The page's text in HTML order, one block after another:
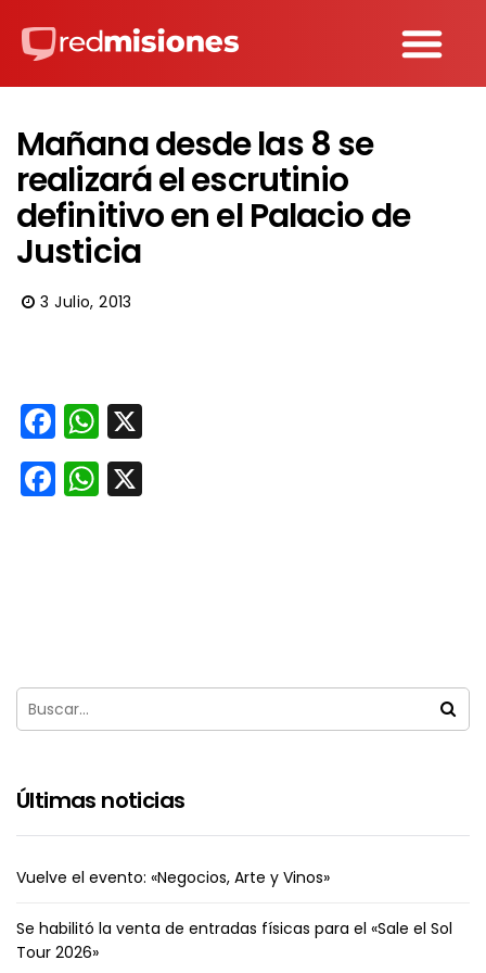
Mañana desde las 8 se
realizará el escrutinio
definitivo en el Palacio de
Justicia
3 Julio, 2013
Facebook
WhatsApp
Facebook
WhatsApp
Últimas noticias
Vuelve el evento: «Negocios, Arte y Vinos»
Se habilitó la venta de entradas físicas para el «Sale el Sol
Tour 2026»